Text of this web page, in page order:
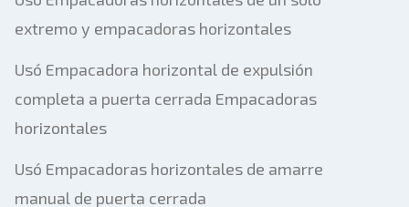
extremo y empacadoras horizontales
Usó Empacadora horizontal de expulsión
completa a puerta cerrada Empacadoras
horizontales
Usó Empacadoras horizontales de amarre
manual de puerta cerrada